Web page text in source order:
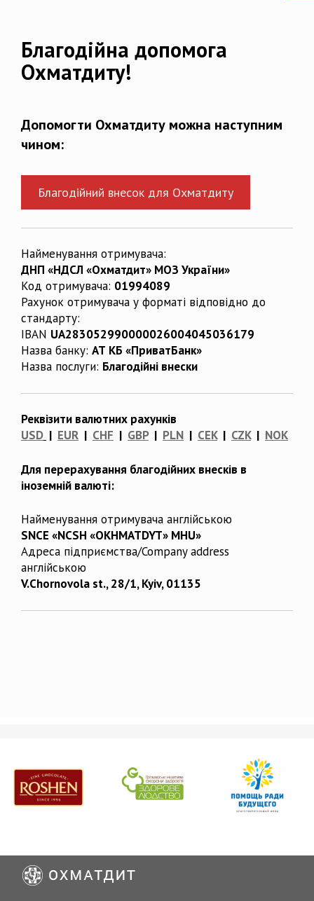
Благодійна допомога
Охматдиту!
Допомогти Охматдиту можна наступним
чином:
Благодійний внесок для Охматдиту
Найменування отримувача:
ДНП «НДСЛ «Охматдит» МОЗ України»
Код отримувача: 01994089
Рахунок отримувача у форматі відповідно до
стандарту:
IBAN UA283052990000026004045036179
Назва банку: АТ КБ «ПриватБанк»
Назва послуги: Благодійні внески
Реквізити валютних рахунків
USD | EUR | CHF | GBP| PLN | CEK| CZK| NOK
Для перерахування благодійних внесків в
іноземній валюті:
Найменування отримувача англійською
SNCE «NCSH «OKHMATDYT» MHU»
Адреса підприємства/Company address
англійською
V.Chornovola st., 28/1, Kyiv, 01135